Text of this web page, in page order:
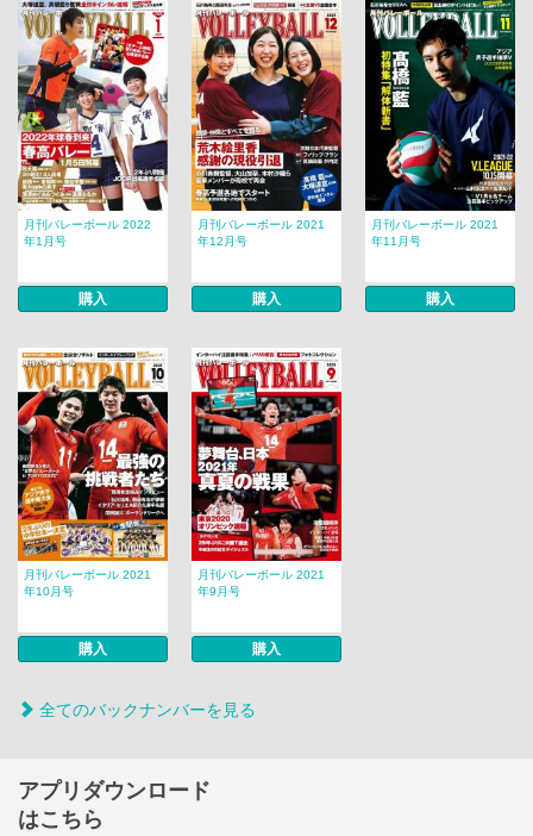
月刊バレーボール 2022
年1月号
購入
月刊バレーボール 2021
年12月号
購入
月刊バレーボール 2021
年11月号
購入
月刊バレーボール 2021
年10月号
購入
月刊バレーボール 2021
年9月号
購入
全てのバックナンバーを見る
アプリダウンロード
はこちら